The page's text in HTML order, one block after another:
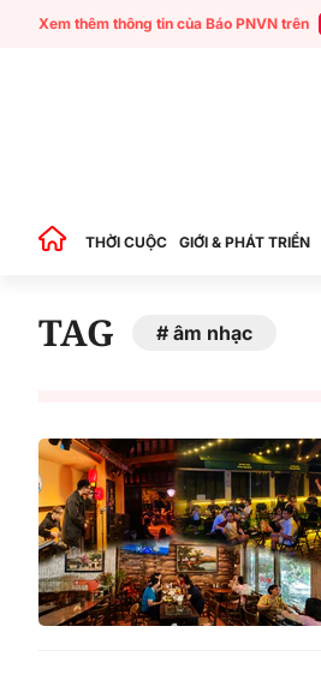
Xem thêm thông tin của Báo PNVN trên
THỜI CUỘC GIỚI & PHÁT TRIỂN
TAG âm nhạc